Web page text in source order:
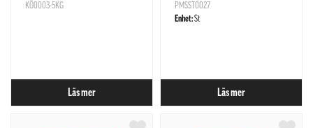
KÖ0003-5KG
Läs mer
PMSST0027
Enhet:St
Läs mer